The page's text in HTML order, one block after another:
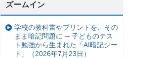
ズームイン
学校の教科書やプリントを、その
まま暗記問題に ─ 子どものテス
ト勉強から生まれた「AI暗記シー
ト」（2026年7月23日）